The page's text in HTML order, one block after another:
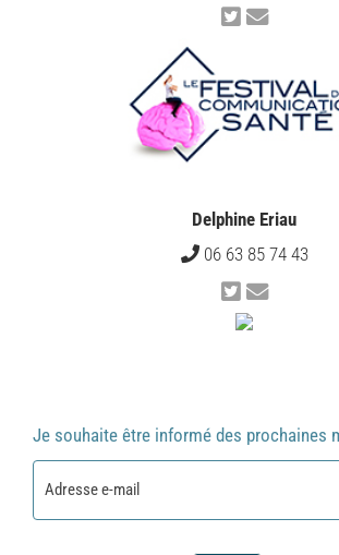
Delphine Eriau
06 63 85 74 43
Je souhaite être informé des prochaines